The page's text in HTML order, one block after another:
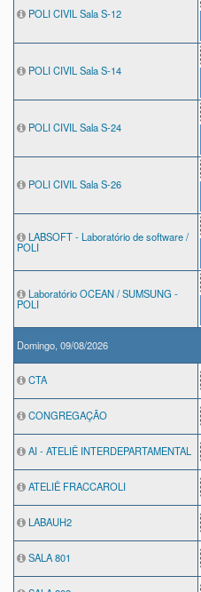
POLI CIVIL Sala S-12
POLI CIVIL Sala S-14
POLI CIVIL Sala S-24
POLI CIVIL Sala S-26
LABSOFT - Laboratório de software /
POLI
Laboratório OCEAN / SUMSUNG -
POLI
Domingo, 09/08/2026
CTA
CONGREGAÇÃO
AI - ATELIÊ INTERDEPARTAMENTAL
ATELIÊ FRACCAROLI
LABAUH2
SALA 801